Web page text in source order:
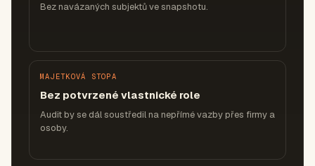
Bez navázaných subjektů ve snapshotu.
MAJETKOVÁ STOPA
Bez potvrzené vlastnické role
Audit by se dál soustředil na nepřímé vazby přes firmy a
osoby.